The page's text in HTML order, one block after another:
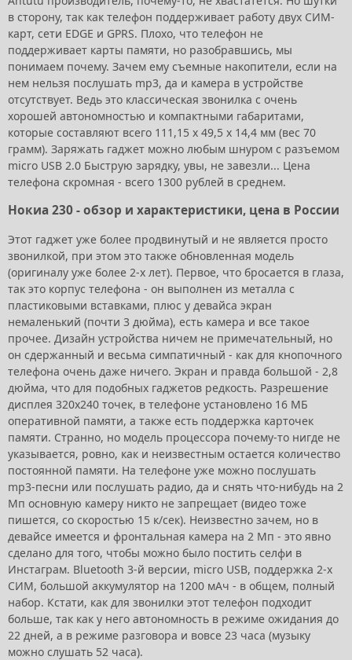
в сторону, так как телефон поддерживает работу двух СИМ-
карт, сети EDGE и GPRS. Плохо, что телефон не
поддерживает карты памяти, но разобравшись, мы
понимаем почему. Зачем ему съемные накопители, если на
нем нельзя послушать mp3, да и камера в устройстве
отсутствует. Ведь это классическая звонилка с очень
хорошей автономностью и компактными габаритами,
которые составляют всего 111,15 х 49,5 х 14,4 мм (вес 70
грамм). Заряжать гаджет можно любым шнуром с разъемом
micro USB 2.0 Быструю зарядку, увы, не завезли... Цена
телефона скромная - всего 1300 рублей в среднем.
Нокиа 230 - обзор и характеристики, цена в России
Этот гаджет уже более продвинутый и не является просто
звонилкой, при этом это также обновленная модель
(оригиналу уже более 2-х лет). Первое, что бросается в глаза,
так это корпус телефона - он выполнен из металла с
пластиковыми вставками, плюс у девайса экран
немаленький (почти 3 дюйма), есть камера и все такое
прочее. Дизайн устройства ничем не примечательный, но
он сдержанный и весьма симпатичный - как для кнопочного
телефона очень даже ничего. Экран и правда большой - 2,8
дюйма, что для подобных гаджетов редкость. Разрешение
дисплея 320х240 точек, в телефоне установлено 16 МБ
оперативной памяти, а также есть поддержка карточек
памяти. Странно, но модель процессора почему-то нигде не
указывается, ровно, как и неизвестным остается количество
постоянной памяти. На телефоне уже можно послушать
mp3-песни или послушать радио, да и снять что-нибудь на 2
Мп основную камеру никто не запрещает (видео тоже
пишется, со скоростью 15 к/сек). Неизвестно зачем, но в
девайсе имеется и фронтальная камера на 2 Мп - это явно
сделано для того, чтобы можно было постить селфи в
Инстаграм. Bluetooth 3-й версии, micro USB, поддержка 2-х
СИМ, большой аккумулятор на 1200 мАч - в общем, полный
набор. Кстати, как для звонилки этот телефон подходит
больше, так как у него автономность в режиме ожидания до
22 дней, а в режиме разговора и вовсе 23 часа (музыку
можно слушать 52 часа).